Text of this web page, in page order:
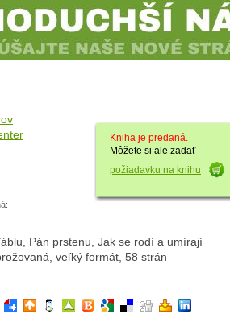
Kniha je predaná.
Môžete si ale zadať
požiadavku na knihu
Pán prstenu, Jak se rodí a umírají
veľký formát, 58 strán